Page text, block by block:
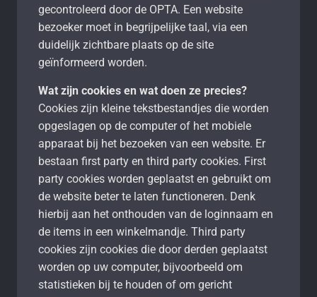
gecontroleerd door de OPTA. Een website
bezoeker moet in begrijpelijke taal, via een
duidelijk zichtbare plaats op de site
geïnformeerd worden.
Wat zijn cookies en wat doen ze precies?
Cookies zijn kleine tekstbestandjes die worden
opgeslagen op de computer of het mobiele
apparaat bij het bezoeken van een website. Er
bestaan first party en third party cookies. First
party cookies worden geplaatst en gebruikt om
de website beter te laten functioneren. Denk
hierbij aan het onthouden van de loginnaam en
de items in een winkelmandje. Third party
cookies zijn cookies die door derden geplaatst
worden op uw computer, bijvoorbeeld om
statistieken bij te houden of om gericht